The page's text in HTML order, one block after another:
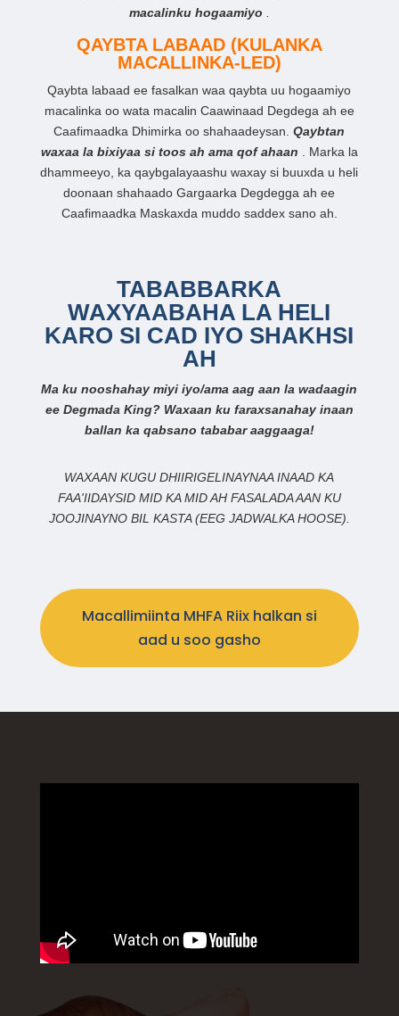
macalinku hogaamiyo
QAYBTA LABAAD (KULANKA
MACALLINKA-LED)
Qaybta labaad ee fasalkan waa qaybta uu hogaamiyo
macalinka oo wata macalin Caawinaad Degdega ah ee
Caafimaadka Dhimirka oo shahaadeysan.Qaybtan
waxaa la bixiyaa si toos ah ama qof ahaan . Marka la
dhammeeyo, ka qaybgalayaashu waxay si buuxda u heli
doonaan shahaado Gargaarka Degdegga ah ee
Caafimaadka Maskaxda muddo saddex sano ah.
TABABBARKA
WAXYAABAHA LA HELI
KARO SI CAD IYO SHAKHSI
AH
Ma ku nooshahay miyi iyo/ama aag aan la wadaagin
ee Degmada King? Waxaan ku faraxsanahay inaan
ballan ka qabsano tababar aaggaaga!
WAXAAN KUGU DHIIRIGELINAYNAA INAAD KA
FAA'IIDAYSID MID KA MID AH FASALADA AAN KU
JOOJINAYNO BIL KASTA (EEG JADWALKA HOOSE).
Macallimiinta MHFA Riix halkan si
aad u soo gasho